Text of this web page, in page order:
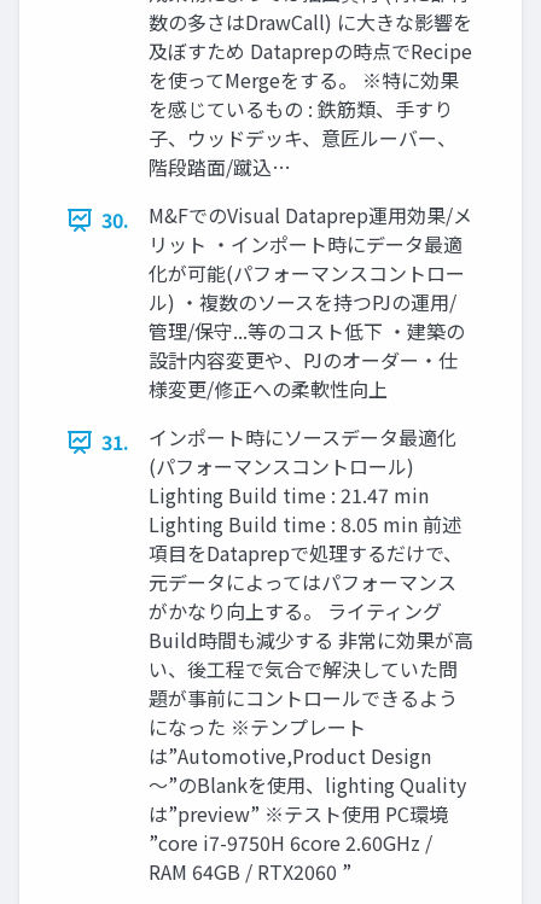
数の多さはDrawCall) に大きな影響を
及ぼすため Dataprepの時点でRecipe
を使ってMergeをする。 ※特に効果
を感じているもの : 鉄筋類、手すり
子、ウッドデッキ、意匠ルーバー、
階段踏面/蹴込…
30.
M&FでのVisual Dataprep運用効果/メ
リット ・インポート時にデータ最適
化が可能(パフォーマンスコントロー
ル) ・複数のソースを持つPJの運用/
管理/保守...等のコスト低下 ・建築の
設計内容変更や、PJのオーダー・仕
様変更/修正への柔軟性向上
31.
インポート時にソースデータ最適化
(パフォーマンスコントロール)
Lighting Build time : 21.47 min
Lighting Build time : 8.05 min 前述
項目をDataprepで処理するだけで、
元データによってはパフォーマンス
がかなり向上する。 ライティング
Build時間も減少する 非常に効果が高
い、後工程で気合で解決していた問
題が事前にコントロールできるよう
になった ※テンプレート
は”Automotive,Product Design
～”のBlankを使用、lighting Quality
は”preview” ※テスト使用 PC環境
”core i7-9750H 6core 2.60GHz /
RAM 64GB / RTX2060 ”